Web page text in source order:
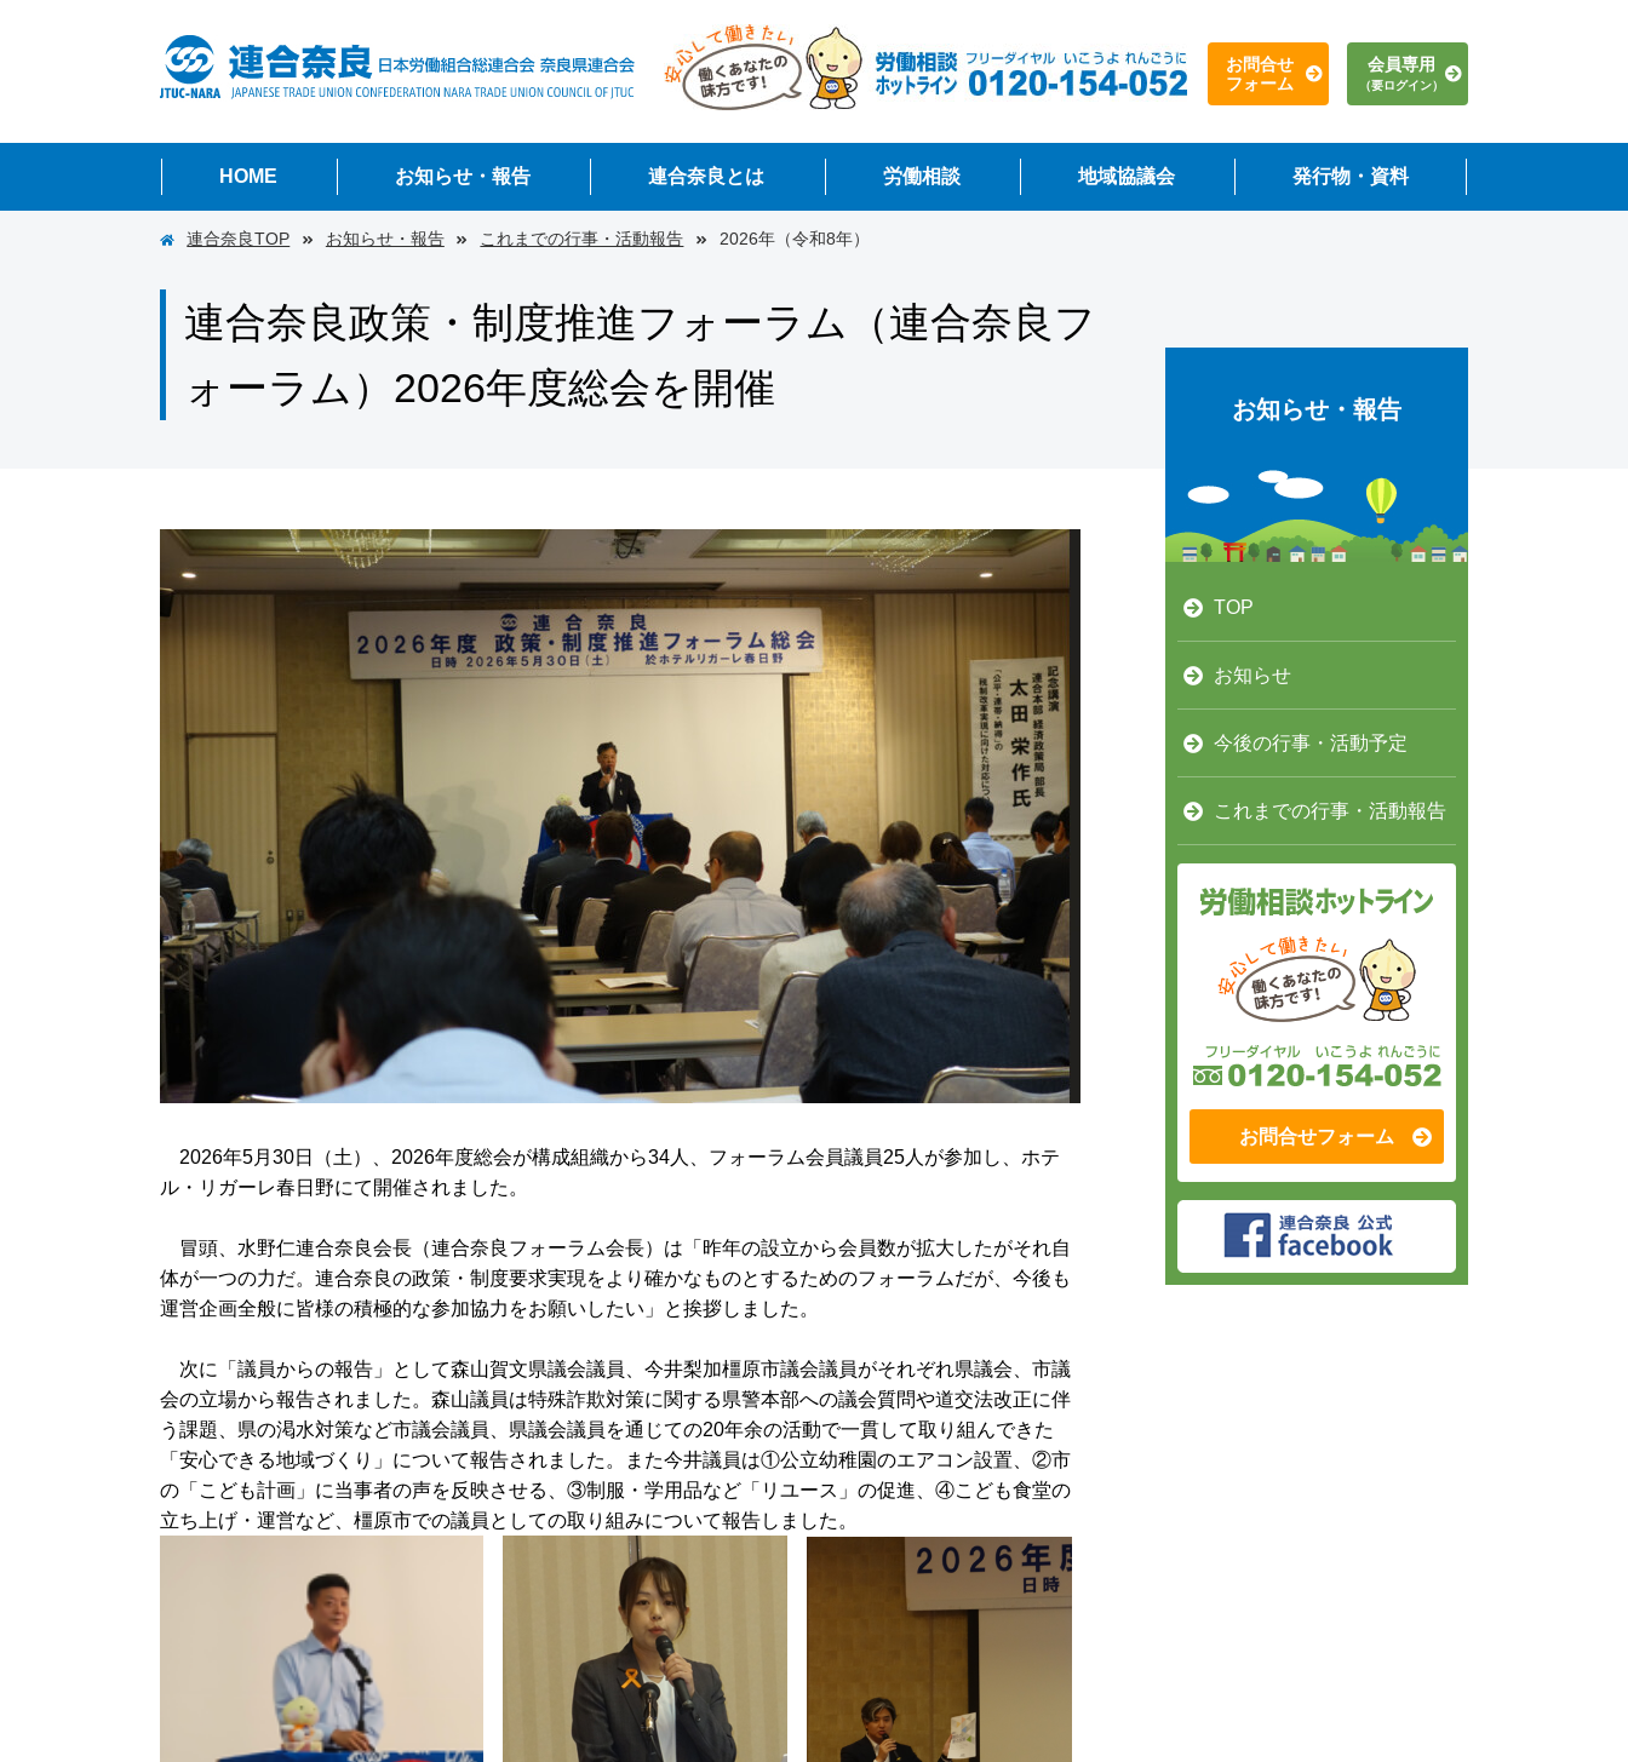
お問合せ
フォーム
会員専用
（要ログイン）
HOME お知らせ・報告
お知らせ
今後の行事・活動予定
これまでの行事・活動報告
連合奈良とは
連合奈良の紹介
構成組織一覧
所在地図・アクセス
労働相談 地域協議会 発行物・資料
連合奈良TOP お知らせ・報告 これまでの行事・活動報告 2026年（令和8年）
連合奈良政策・制度推進フォーラム（連合奈良フ
ォーラム）2026年度総会を開催
2026年5月30日（土）、2026年度総会が構成組織から34人、フォーラム会員議員25人が参加し、ホテ
ル・リガーレ春日野にて開催されました。
冒頭、水野仁連合奈良会長（連合奈良フォーラム会長）は「昨年の設立から会員数が拡大したがそれ自
体が一つの力だ。連合奈良の政策・制度要求実現をより確かなものとするためのフォーラムだが、今後も
運営企画全般に皆様の積極的な参加協力をお願いしたい」と挨拶しました。
次に「議員からの報告」として森山賀文県議会議員、今井梨加橿原市議会議員がそれぞれ県議会、市議
会の立場から報告されました。森山議員は特殊詐欺対策に関する県警本部への議会質問や道交法改正に伴
う課題、県の渇水対策など市議会議員、県議会議員を通じての20年余の活動で一貫して取り組んできた
「安心できる地域づくり」について報告されました。また今井議員は①公立幼稚園のエアコン設置、②市
の「こども計画」に当事者の声を反映させる、③制服・学用品など「リユース」の促進、④こども食堂の
立ち上げ・運営など、橿原市での議員としての取り組みについて報告しました。
お知らせ・報告
TOP
お知らせ
今後の行事・活動予定
これまでの行事・活動報告
お問合せフォーム